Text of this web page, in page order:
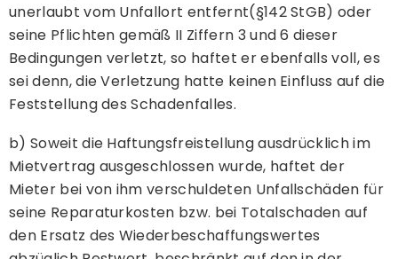
unerlaubt vom Unfallort entfernt(§142 StGB) oder
seine Pflichten gemäß II Ziffern 3 und 6 dieser
Bedingungen verletzt, so haftet er ebenfalls voll, es
sei denn, die Verletzung hatte keinen Einfluss auf die
Feststellung des Schadenfalles.
b) Soweit die Haftungsfreistellung ausdrücklich im
Mietvertrag ausgeschlossen wurde, haftet der
Mieter bei von ihm verschuldeten Unfallschäden für
seine Reparaturkosten bzw. bei Totalschaden auf
den Ersatz des Wiederbeschaffungswertes